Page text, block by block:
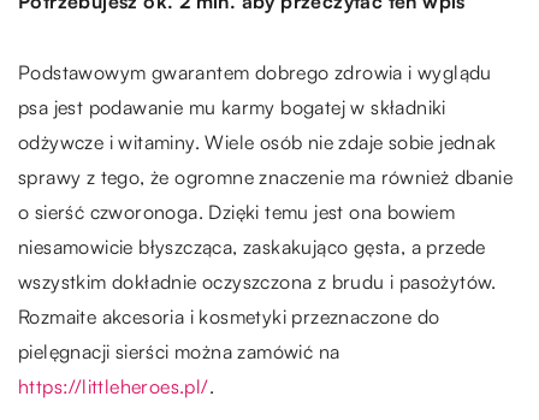
Podstawowym gwarantem dobrego zdrowia i wyglądu
psa jest podawanie mu karmy bogatej w składniki
odżywcze i witaminy. Wiele osób nie zdaje sobie jednak
sprawy z tego, że ogromne znaczenie ma również dbanie
o sierść czworonoga. Dzięki temu jest ona bowiem
niesamowicie błyszcząca, zaskakująco gęsta, a przede
wszystkim dokładnie oczyszczona z brudu i pasożytów.
Rozmaite akcesoria i kosmetyki przeznaczone do
pielęgnacji sierści można zamówić na
https://littleheroes.pl/.